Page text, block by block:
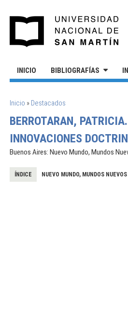
INICIO BIBLIOGRAFÍAS
SE ENCUENTRA USTED AQUÍ
Inicio » Destacados
BERROTARAN,
INNOVACIONES
Buenos Aires: Nuevo Mundo, Mundos
ÍNDICE NUEVO MUNDO, MUNDOS NUEVOS